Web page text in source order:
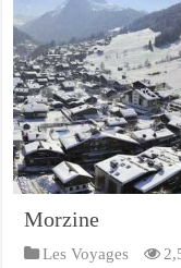
Morzine
Les Voyages